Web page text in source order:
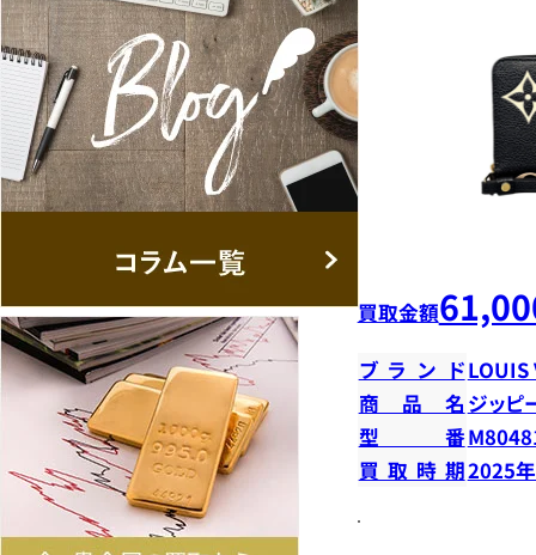
買取金額
ブランドLOUIS
商品名 ジッピ
型番
買取時期2025